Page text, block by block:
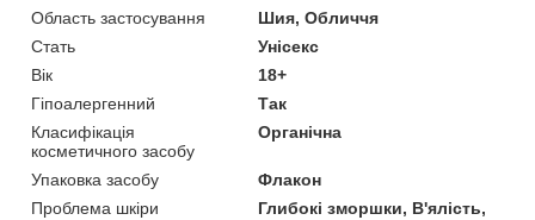
Область застосування
Шия, Обличчя
Стать
Унісекс
Вік
18+
Гіпоалергенний
Так
Класифікація
косметичного засобу
Органічна
Упаковка засобу
Флакон
Проблема шкіри
Глибокі зморшки, В'ялість,